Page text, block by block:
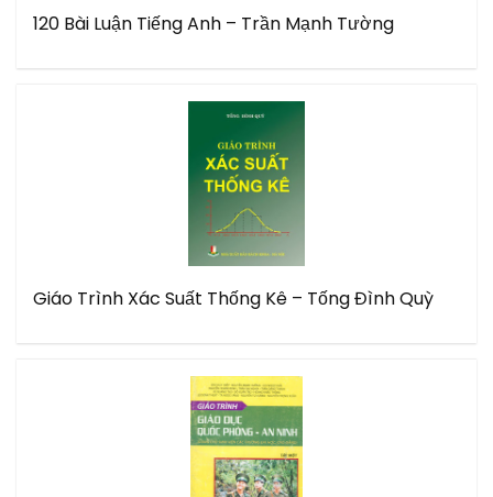
120 Bài Luận Tiếng Anh – Trần Mạnh Tường
Giáo Trình Xác Suất Thống Kê – Tống Đình Quỳ